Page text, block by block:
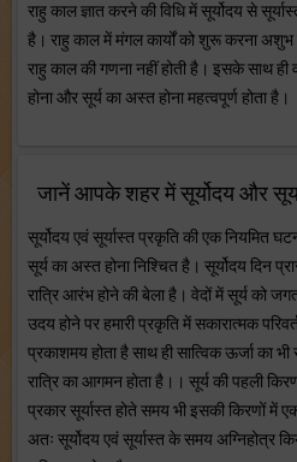
राहु काल ज्ञात करने की विधि में सूर्योदय से
है। राहु काल में मंगल कार्यों को शुरू करना अशुभ
राहु काल की गणना नहीं होती है। इसके साथ ही
होना और सूर्य का अस्त होना महत्वपूर्ण होता है।
जानें आपके शहर में सूर्योदय और
सूर्योदय एवं सूर्यास्त प्रकृति की एक नियमित
सूर्य का अस्त होना निश्चित है। सूर्योदय दिन
रात्रि आरंभ होने की बेला है। वेदों में सूर्य को
उदय होने पर हमारी प्रकृति में सकारात्मक
प्रकाशमय होता है साथ ही सात्विक ऊर्जा का भी
रात्रि का आगमन होता है।। सूर्य की पहली
प्रकार सूर्यास्त होते समय भी इसकी किरणों में
अतः सूर्योदय एवं सूर्यास्त के समय अग्निहोत्र